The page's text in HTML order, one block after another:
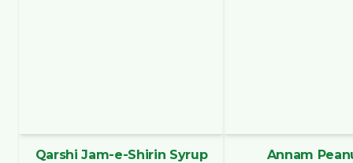
Qarshi Jam-e-Shirin Syrup
Annam